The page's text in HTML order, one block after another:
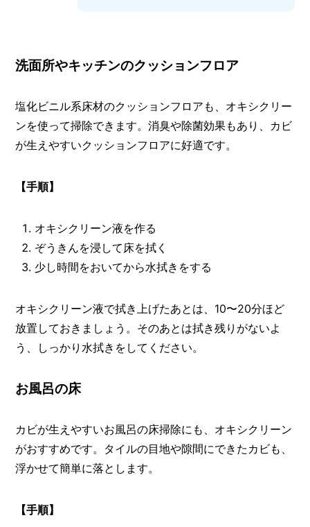
洗面所やキッチンのクッションフロア
塩化ビニル系床材のクッションフロアも、オキシクリー
ンを使って掃除できます。消臭や除菌効果もあり、カビ
が生えやすいクッションフロアに好適です。
【手順】
オキシクリーン液を作る
ぞうきんを浸して床を拭く
少し時間をおいてから水拭きをする
オキシクリーン液で拭き上げたあとは、10〜20分ほど
放置しておきましょう。そのあとは拭き残りがないよ
う、しっかり水拭きをしてください。
お風呂の床
カビが生えやすいお風呂の床掃除にも、オキシクリーン
がおすすめです。タイルの目地や隙間にできたカビも、
浮かせて簡単に落とします。
【手順】